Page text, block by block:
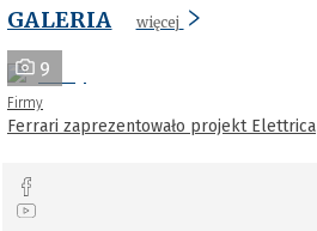
GALERIA więcej
9
Firmy
Ferrari zaprezentowało projekt Elettrica